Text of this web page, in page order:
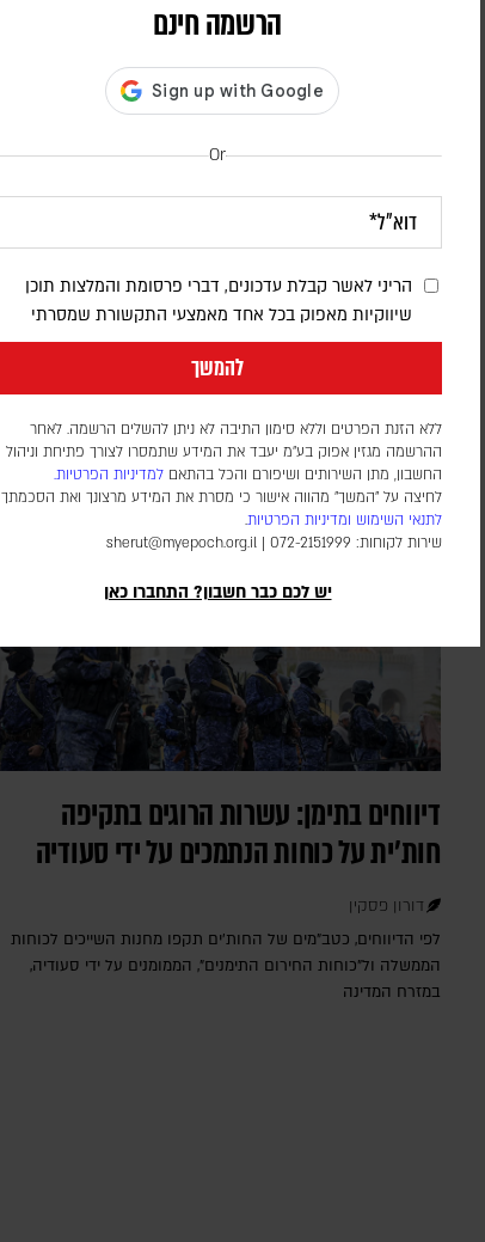
הרשמה חינם
Or
הריני לאשר קבלת עדכונים, דברי פרסומת והמלצות תוכן
שיווקיות מאפוק בכל אחד מאמצעי התקשורת שמסרתי
להמשך
ללא הזנת הפרטים וללא סימון התיבה לא ניתן להשלים הרשמה. לאחר
ההרשמה מגזין אפוק בע״מ יעבד את המידע שתמסרו לצורך פתיחת וניהול
החשבון, מתן השירותים ושיפורם והכל בהתאם למדיניות הפרטיות.
לחיצה על "המשך" מהווה אישור כי מסרת את המידע מרצונך ואת הסכמתך
לתנאי השימוש ומדיניות הפרטיות.
שירות לקוחות: 072-2151999 |
sherut@myepoch.org.il
יש לכם כבר חשבון? התחברו כאן
בעקבות בקשתו של טראמפ – הפרלמנט
באוגנדה אישר שליחת חיילים לרצועת עזה
במסגרת כוח הייצוב הבין-לאומי
דורון פסקין
מספר החיילים ומועד פריסתם טרם פורסמו. הכוח הבין-לאומי עדיין
הפלסטינית שאמורה לנהל את הרצועה
דיווחים בתימן: עשרות הרוגים בתקיפה
חות'ית על כוחות הנתמכים על ידי סעודיה
דורון פסקין
לפי הדיווחים, כטב"מים של החות'ים תקפו מחנות השייכים לכוחות
הממשלה ול"כוחות החירום התימנים", הממומנים על ידי סעודיה,
במזרח המדינה